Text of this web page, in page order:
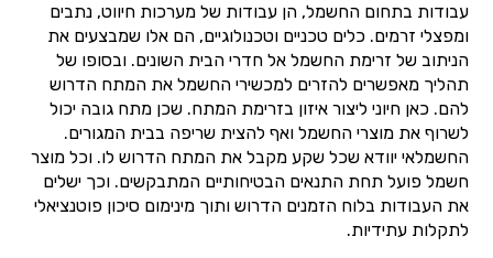
עבודות בתחום החשמל, הן עבודות של מערכות חיווט, נתבים
ומפצלי זרמים. כלים טכניים וטכנולוגיים, הם אלו שמבצעים את
הניתוב של זרימת החשמל אל חדרי הבית השונים. ובסופו של
תהליך מאפשרים להזרים למכשירי החשמל את המתח הדרוש
להם. כאן חיוני ליצור איזון בזרימת המתח. שכן מתח גובה יכול
לשרוף את מוצרי החשמל ואף להצית שריפה בבית המגורים.
החשמלאי יוודא שכל שקע מקבל את המתח הדרוש לו. וכל מוצר
חשמל פועל תחת התנאים הבטיחותיים המתבקשים. וכך ישלים
את העבודות בלוח הזמנים הדרוש ותוך מינימום סיכון פוטנציאלי
לתקלות עתידיות.